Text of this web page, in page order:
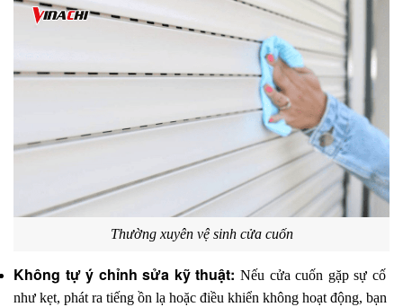
Thường xuyên vệ sinh cửa cuốn
Không tự ý chỉnh sửa kỹ thuật: Nếu cửa cuốn gặp sự cố
như kẹt, phát ra tiếng ồn lạ hoặc điều khiển không hoạt động, bạn